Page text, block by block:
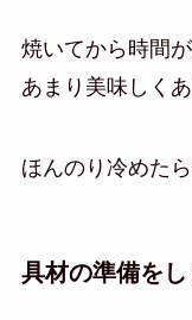
焼いてから時間
あまり美味しくあ
ほんのり冷めた
具材の準備を